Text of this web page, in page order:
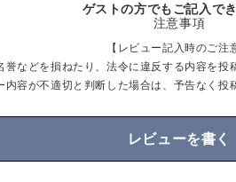
ゲストの方でもご記入でき
注意事項
【レビュー記入時のご注
誉などを損ねたり、法令に違反する内容を投
内容が不適切と判断した場合は、予告なく投
レビューを書く